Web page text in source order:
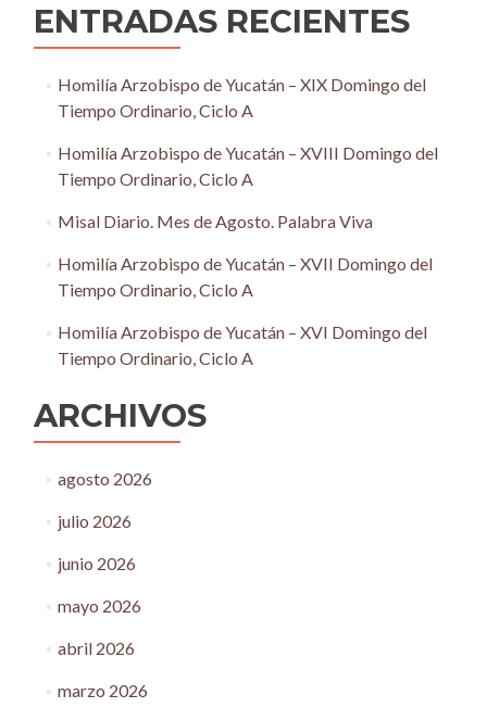
ENTRADAS RECIENTES
Homilía Arzobispo de Yucatán – XIX Domingo del
Tiempo Ordinario, Ciclo A
Homilía Arzobispo de Yucatán – XVIII Domingo del
Tiempo Ordinario, Ciclo A
Misal Diario. Mes de Agosto. Palabra Viva
Homilía Arzobispo de Yucatán – XVII Domingo del
Tiempo Ordinario, Ciclo A
Homilía Arzobispo de Yucatán – XVI Domingo del
Tiempo Ordinario, Ciclo A
ARCHIVOS
agosto 2026
julio 2026
junio 2026
mayo 2026
abril 2026
marzo 2026